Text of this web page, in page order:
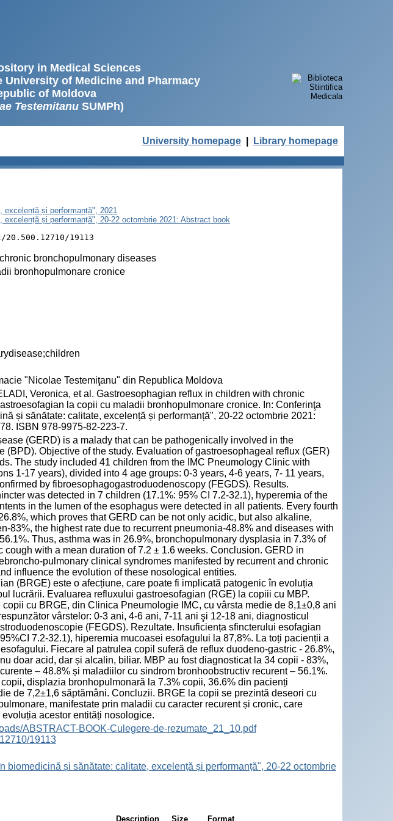
in Medical Sciences
University of Medicine and Pharmacy
of Moldova
TestemitanuSUMPh)
University homepage Library homepage
excelență și performanță", 2021
și performanță", 20-22 octombrie 2021: Abstract book
19113
bronchopulmonary diseases
bronhopulmonare cronice
"Nicolae Testemiţanu" din Republica Moldova
Veronica, et al. Gastroesophagian reflux in children with chronic
la copii cu maladii bronhopulmonare cronice. In: Conferinţa
și sănătate: calitate, excelență și performanță", 20-22 octombrie 2021:
ISBN 978-9975-82-223-7.
(GERD) is a malady that can be pathogenically involved in the
(BPD). Objective of the study. Evaluation of gastroesophageal reflux (GER)
The study included 41 children from the IMC Pneumology Clinic with
1-17 years), divided into 4 age groups: 0-3 years, 4-6 years, 7- 11 years,
by fibroesophagogastroduodenoscopy (FEGDS). Results.
was detected in 7 children (17.1%: 95% CI 7.2-32.1), hyperemia of the
in the lumen of the esophagus were detected in all patients. Every fourth
which proves that GERD can be not only acidic, but also alkaline,
83%, the highest rate due to recurrent pneumonia-48.8% and diseases with
Thus, asthma was in 26.9%, bronchopulmonary dysplasia in 7.3% of
with a mean duration of 7.2 ± 1.6 weeks. Conclusion. GERD in
pulmonary clinical syndromes manifested by recurrent and chronic
influence the evolution of these nosological entities.
(BRGE) este o afecțiune, care poate fi implicată patogenic în evoluția
lucrării. Evaluarea refluxului gastroesofagian (RGE) la copiii cu MBP.
cu BRGE, din Clinica Pneumologie IMC, cu vârsta medie de 8,1±0,8 ani
vârstelor: 0-3 ani, 4-6 ani, 7-11 ani şi 12-18 ani, diagnosticul
(FEGDS). Rezultate. Insuficiența sfincterului esofagian
7.2-32.1), hiperemia mucoasei esofagului la 87,8%. La toți pacienții a
Fiecare al patrulea copil suferă de reflux duodeno-gastric - 26.8%,
doar acid, dar și alcalin, biliar. MBP au fost diagnosticat la 34 copii - 83%,
– 48.8% și maladiilor cu sindrom bronhoobstructiv recurent – 56.1%.
displazia bronhopulmonară la 7.3% copii, 36.6% din pacienți
de 7,2±1,6 săptămâni. Concluzii. BRGE la copii se prezintă deseori cu
manifestate prin maladii cu caracter recurent și cronic, care
acestor entități nosologice.
ABSTRACT-BOOK-Culegere-de-rezumate_21_10.pdf
19113
biomedicină și sănătate: calitate, excelență și performanță", 20-22 octombrie
Description Size Format